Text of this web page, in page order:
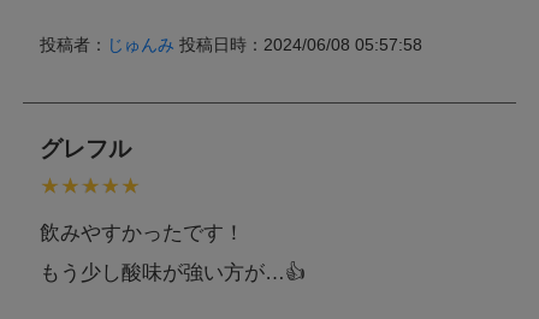
投稿者： じゅんみ 投稿日時：2024/06/08 05:57:58
グレフル
飲みやすかったです！
もう少し酸味が強い方が…👍